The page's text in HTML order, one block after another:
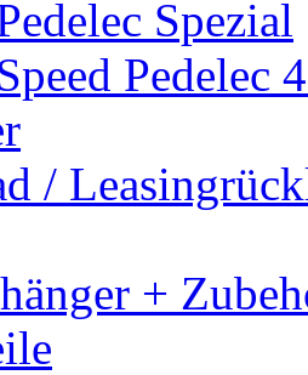
Spezial
Pedelec
/
+